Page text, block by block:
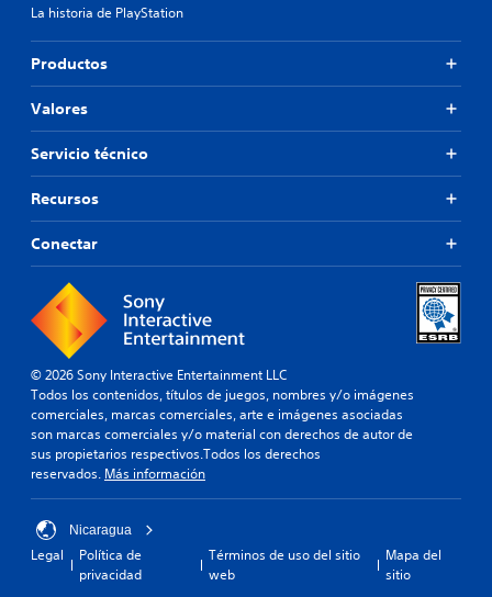
La historia de PlayStation
Productos
Valores
Servicio técnico
Recursos
Conectar
© 2026 Sony Interactive Entertainment LLC
Todos los contenidos, títulos de juegos, nombres y/o imágenes
comerciales, marcas comerciales, arte e imágenes asociadas
son marcas comerciales y/o material con derechos de autor de
sus propietarios respectivos.Todos los derechos
reservados. Más información
Nicaragua
Legal
Política de
privacidad
Términos de uso del sitio
web
Mapa del
sitio